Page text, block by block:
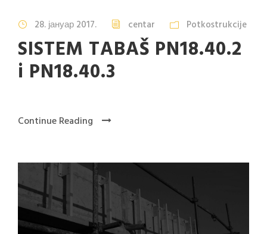
28. јануар 2017. centar Potkostrukcije
SISTEM TABAŠ PN18.40.2
i PN18.40.3
Continue Reading